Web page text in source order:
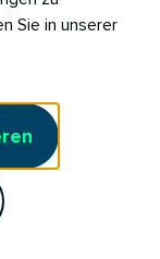
Sie in unserer